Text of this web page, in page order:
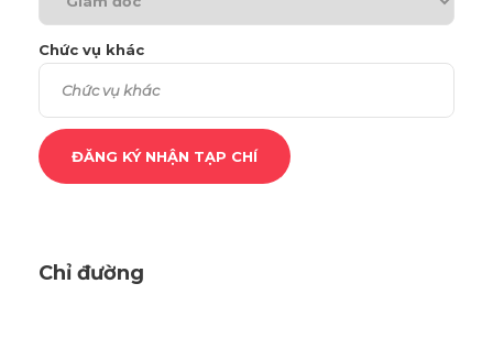
Chức vụ khác
Chỉ đường